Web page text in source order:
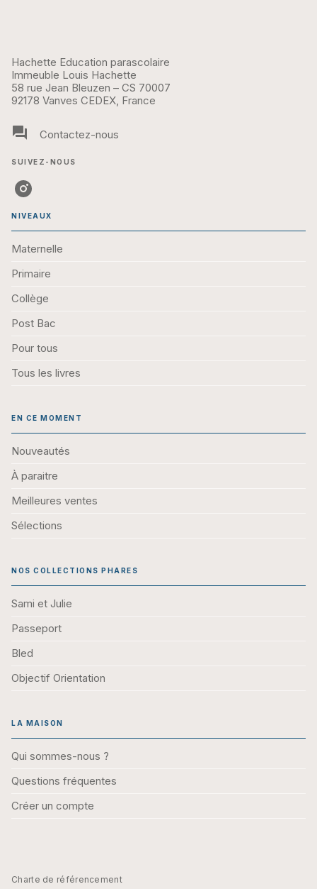
Hachette Education parascolaire
Immeuble Louis Hachette
58 rue Jean Bleuzen – CS 70007
92178 Vanves CEDEX, France
question_answer Contactez-nous
SUIVEZ-NOUS
NIVEAUX
Maternelle
Primaire
Collège
Post Bac
Pour tous
Tous les livres
EN CE MOMENT
Nouveautés
À paraitre
Meilleures ventes
Sélections
NOS COLLECTIONS PHARES
Sami et Julie
Passeport
Bled
Objectif Orientation
LA MAISON
Qui sommes-nous ?
Questions fréquentes
Créer un compte
Charte de référencement